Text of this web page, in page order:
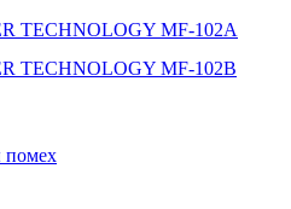
TECHNOLOGY MF-102A
TECHNOLOGY MF-102B
помех